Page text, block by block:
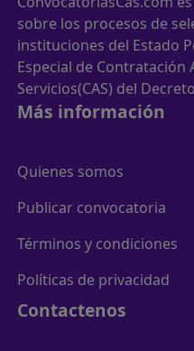
sobre los procesos de
instituciones del Estado
Especial de Contratación
Servicios(CAS) del
Más información
Quienes somos
Publicar convocatoria
Términos y condiciones
Políticas de privacidad
Contactenos